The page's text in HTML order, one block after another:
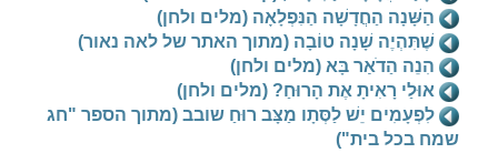
הַשָּׁנָה הַחֲדָשָׁה הַנִּפְלָאָה (מלים ולחן)
שֶׁתִּהְיֶה שָׁנָה טוֹבָה (מתוך האתר של לאה נאור)
הִנֵה הַדֹאַר בָּא (מלים ולחן)
אוּלַי רָאִיתָ אֶת הָרוּחַ? (מלים ולחן)
לִפְעָמִים יֵשׁ לַסְּתָו מַצָּב רוּחַ שובב (מתוך הספר "חג
שמח בכל בית")